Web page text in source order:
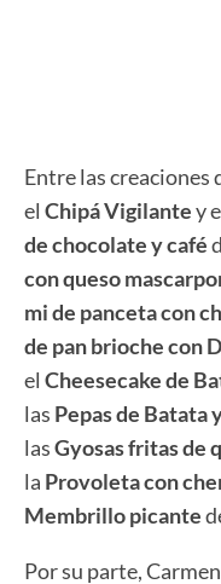
Entre las creaciones
el Chipá Vigilantey
de chocolate y café
con queso
mi de panceta con
de pan brioche con
el Cheesecake de
las Pepas de Batata
lasGyosas fritas de
la Provoleta con
Membrillo picante
Por su parte,